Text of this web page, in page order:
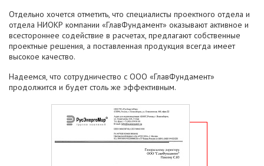
Отдельно хочется отметить, что специалисты проектного отдела и
отдела НИОКР компании «ГлавФундамент» оказывают активное и
всестороннее содействие в расчетах, предлагают собственные
проектные решения, а поставленная продукция всегда имеет
высокое качество.
Надеемся, что сотрудничество с ООО «ГлавФундамент»
продолжится и будет столь же эффективным.